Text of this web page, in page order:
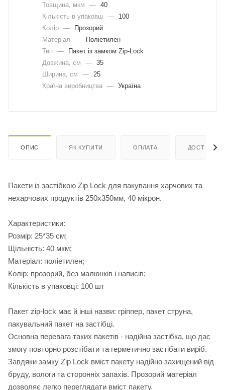
Товщина, мкм
— 40
Кількість в упаковці
—
100
Колір —
Прозорий
Матеріал
—
Поліетилен
Тип
—
Пакет із замком Zip-Lock
Довжина, cм
— 35
Ширина, cм
—
25
Країна виробництва — Україна
ОПИС ЯК КУПИТИ ОПЛАТА ДОСТАВКА
Пакети із застібкою Zip Lock для пакування харчових та
нехарчових продуктів 250х350мм, 40 мікрон.
Характеристики:
Розмір: 25*35 см;
Щільність: 40 мкм;
Матеріал: поліетилен;
Колір: прозорий, без малюнків і написів;
Кількість в упаковці: 100 шт
Пакет zip-lock має й інші назви: гріппер, пакет струна,
пакувальний пакет на застібці.
Основна перевага таких пакетів - надійна застібка, що дає
змогу повторно розстібати та герметично застібати виріб.
Завдяки замку Zip Lock вміст пакету надійно захищений від
бруду, вологи та сторонніх запахів. Прозорий матеріал
дозволяє легко переглядати вміст пакету.